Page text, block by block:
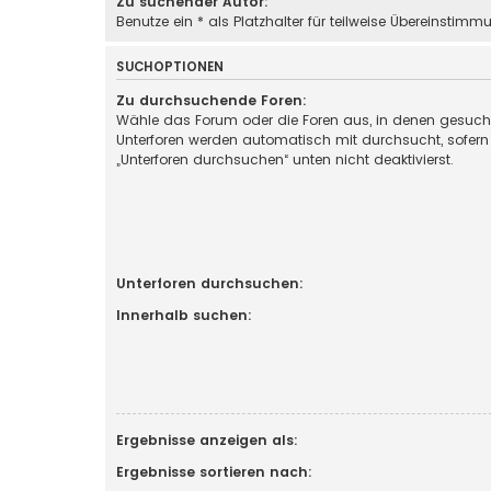
Benutze ein * als Platzhalter für teilweise
SUCHOPTIONEN
Zu durchsuchende Foren:
Wähle das Forum oder die Foren aus, in denen
Unterforen werden automatisch mit durchsucht,
„Unterforen durchsuchen“ unten nicht deaktivierst.
Unterforen durchsuchen:
Innerhalb suchen:
Ergebnisse anzeigen als:
Ergebnisse sortieren nach: